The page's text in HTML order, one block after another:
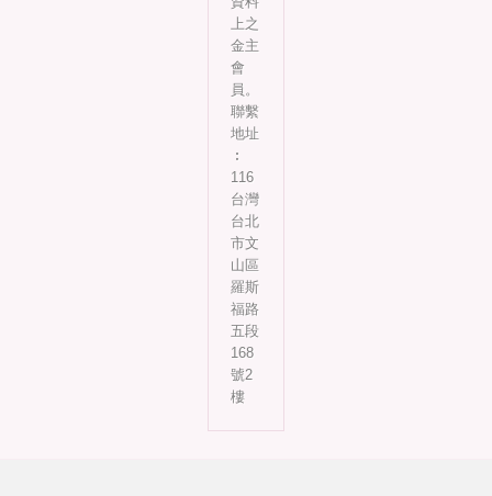
上之
金主
會
員。
聯繫
地址
︰
116
台灣
台北
市文
山區
羅斯
福路
五段
168
號2
樓